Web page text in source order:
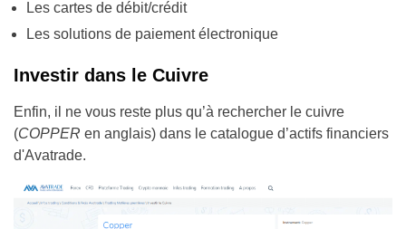
Les cartes de débit/crédit
Les solutions de paiement électronique
Investir dans le Cuivre
Enfin, il ne vous reste plus qu’à rechercher le cuivre
(COPPER en anglais) dans le catalogue d’actifs financiers
d'Avatrade.